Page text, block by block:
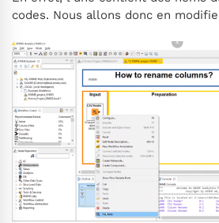
codes. Nous allons donc en